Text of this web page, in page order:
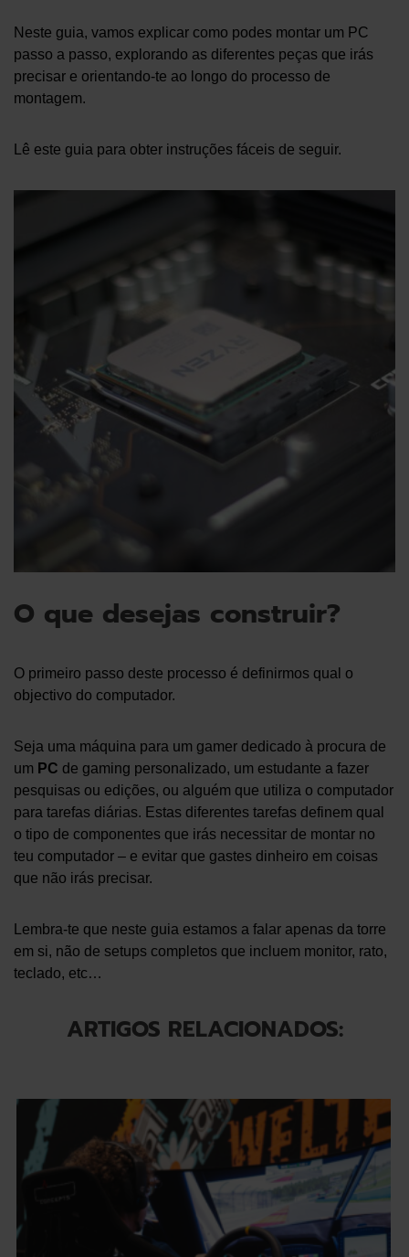
Neste guia, vamos explicar como podes montar um PC
passo a passo, explorando as diferentes peças que irás
precisar e orientando-te ao longo do processo de
montagem.
Lê este guia para obter instruções fáceis de seguir.
O que desejas construir?
O primeiro passo deste processo é definirmos qual o
objectivo do computador.
Seja uma máquina para um gamer dedicado à procura de
um PC de gaming personalizado, um estudante a fazer
pesquisas ou edições, ou alguém que utiliza o computador
para tarefas diárias. Estas diferentes tarefas definem qual
o tipo de componentes que irás necessitar de montar no
teu computador – e evitar que gastes dinheiro em coisas
que não irás precisar.
Lembra-te que neste guia estamos a falar apenas da torre
em si, não de setups completos que incluem monitor, rato,
teclado, etc…
ARTIGOS RELACIONADOS: